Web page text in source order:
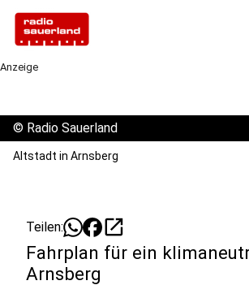
Anzeige
© Radio Sauerland
Altstadt in Arnsberg
Teilen: open_in_new
Fahrplan für ein
Arnsberg